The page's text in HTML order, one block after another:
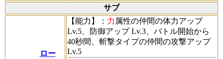
サブ
ロー
【能力】 ： 力 属性の仲間の体力アップ
Lv.5、防御アップ Lv.3、バトル開始から
40秒間、斬撃タイプの仲間の攻撃アップ
Lv.5